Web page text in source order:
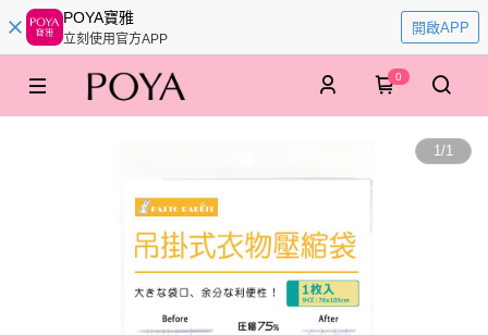
POYA寶雅
立刻使用官方APP
開啟APP
0
1/1